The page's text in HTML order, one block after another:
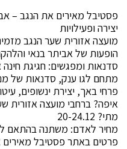
פסטיבל מאירים את הנגב –
יצירה ופעילויות
מועצה אזורית שער הנגב
הופעות של אביתר בנאי
סדנאות ומפגשים: חגיגת
מתחם לגו ענק, סדנאות של
פרחי באך, יצירת ינשופים,
איפה? ברחבי מועצה אזורית
מתי? 20-24.12
מחיר לאדם: משתנה בהתאם
פרטים באתר פסטיבל מאירים